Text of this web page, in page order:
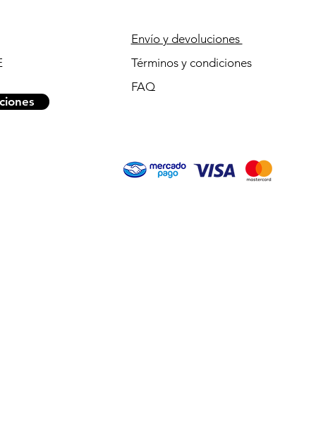
Envío y devoluciones
Términos y condiciones
FAQ